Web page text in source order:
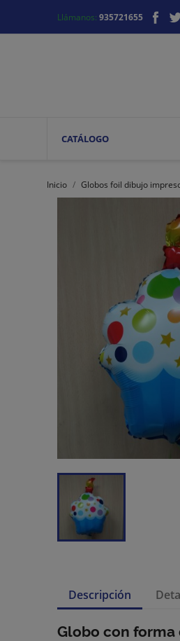
Llámanos:935721655
CATÁLOGO
Inicio Globos foil dibujo
Descripción
Globo con